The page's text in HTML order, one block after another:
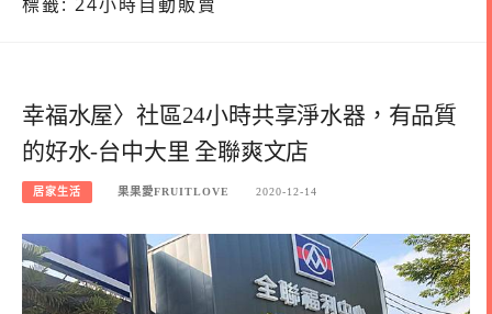
幸福水屋〉社區24小時共享淨水器，有品質
的好水-台中大里 全聯爽文店
居家生活 果果愛FRUITLOVE 2020-12-14